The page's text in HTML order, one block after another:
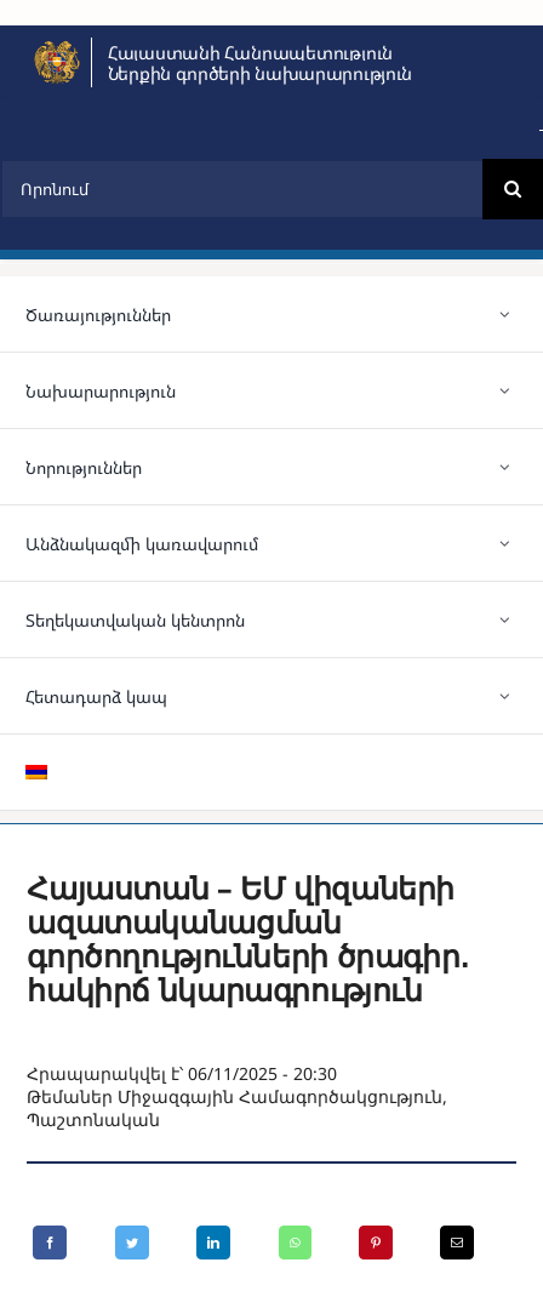
content
Հայաստանի Հանրապետություն
Ներքին գործերի նախարարություն
Ծառայություններ
Նախարարություն
Նորություններ
Անձնակազմի կառավարում
Տեղեկատվական կենտրոն
Հետադարձ կապ
Հայաստան – ԵՄ վիզաների
ազատականացման
գործողությունների ծրագիր․
հակիրճ նկարագրություն
Հրապարակվել է՝ 06/11/2025 - 20:30
Թեմաներ Միջազգային Համագործակցություն,
Պաշտոնական